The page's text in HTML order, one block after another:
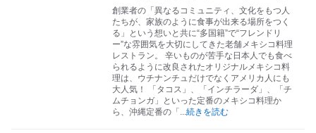
創業者の「異なるコミュニティ、文化をもつ人
たちが、家族のように食事が出来る場所をつく
る」という想いと共に“多国籍”で“フレンドリ
ー”な雰囲気を大切にしてきた老舗メキシコ料理
レストラン。 辛いものが苦手な日本人でも食べ
られるように改良されたオリジナルメキシコ料
理は、ウチナンチュだけでなくアメリカ人にも
大人気！ 「タコス」、「インチラーダ」、「チ
ムチョンガ」といった定番のメキシコ料理か
ら、沖縄定番の「 ...続きを読む